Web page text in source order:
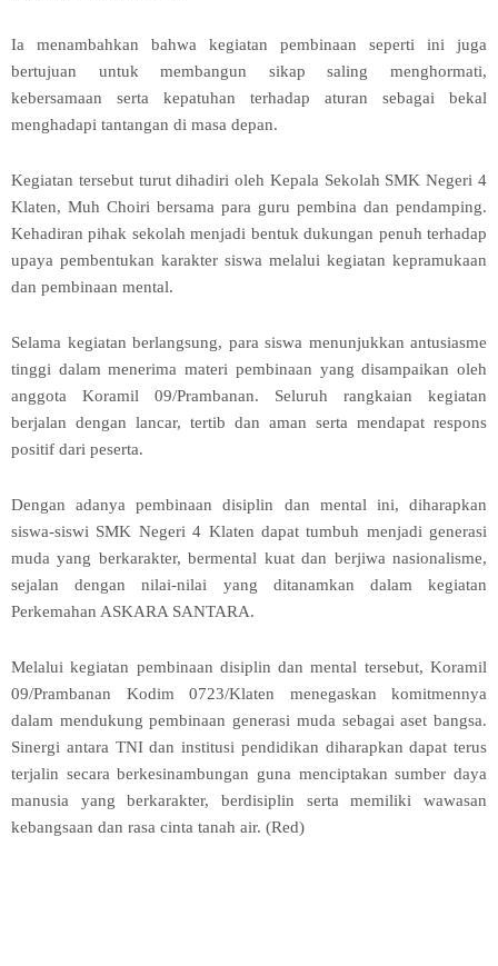
Ia menambahkan bahwa kegiatan pembinaan seperti ini juga
bertujuan untuk membangun sikap saling menghormati,
kebersamaan serta kepatuhan terhadap aturan sebagai bekal
menghadapi tantangan di masa depan.
Kegiatan tersebut turut dihadiri oleh Kepala Sekolah SMK Negeri 4
Klaten, Muh Choiri bersama para guru pembina dan pendamping.
Kehadiran pihak sekolah menjadi bentuk dukungan penuh terhadap
upaya pembentukan karakter siswa melalui kegiatan kepramukaan
dan pembinaan mental.
Selama kegiatan berlangsung, para siswa menunjukkan antusiasme
tinggi dalam menerima materi pembinaan yang disampaikan oleh
anggota Koramil 09/Prambanan. Seluruh rangkaian kegiatan
berjalan dengan lancar, tertib dan aman serta mendapat respons
positif dari peserta.
Dengan adanya pembinaan disiplin dan mental ini, diharapkan
siswa-siswi SMK Negeri 4 Klaten dapat tumbuh menjadi generasi
muda yang berkarakter, bermental kuat dan berjiwa nasionalisme,
sejalan dengan nilai-nilai yang ditanamkan dalam kegiatan
Perkemahan ASKARA SANTARA.
Melalui kegiatan pembinaan disiplin dan mental tersebut, Koramil
09/Prambanan Kodim 0723/Klaten menegaskan komitmennya
dalam mendukung pembinaan generasi muda sebagai aset bangsa.
Sinergi antara TNI dan institusi pendidikan diharapkan dapat terus
terjalin secara berkesinambungan guna menciptakan sumber daya
manusia yang berkarakter, berdisiplin serta memiliki wawasan
kebangsaan dan rasa cinta tanah air. (Red)